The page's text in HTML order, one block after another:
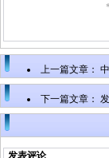
上一篇文章：
下一篇文章：
发表评论